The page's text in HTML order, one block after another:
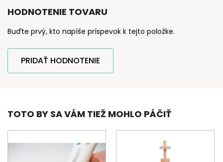
HODNOTENIE TOVARU
Buďte prvý, kto napíše príspevok k tejto položke.
PRIDAŤ HODNOTENIE
TOTO BY SA VÁM TIEŽ MOHLO PÁČIŤ